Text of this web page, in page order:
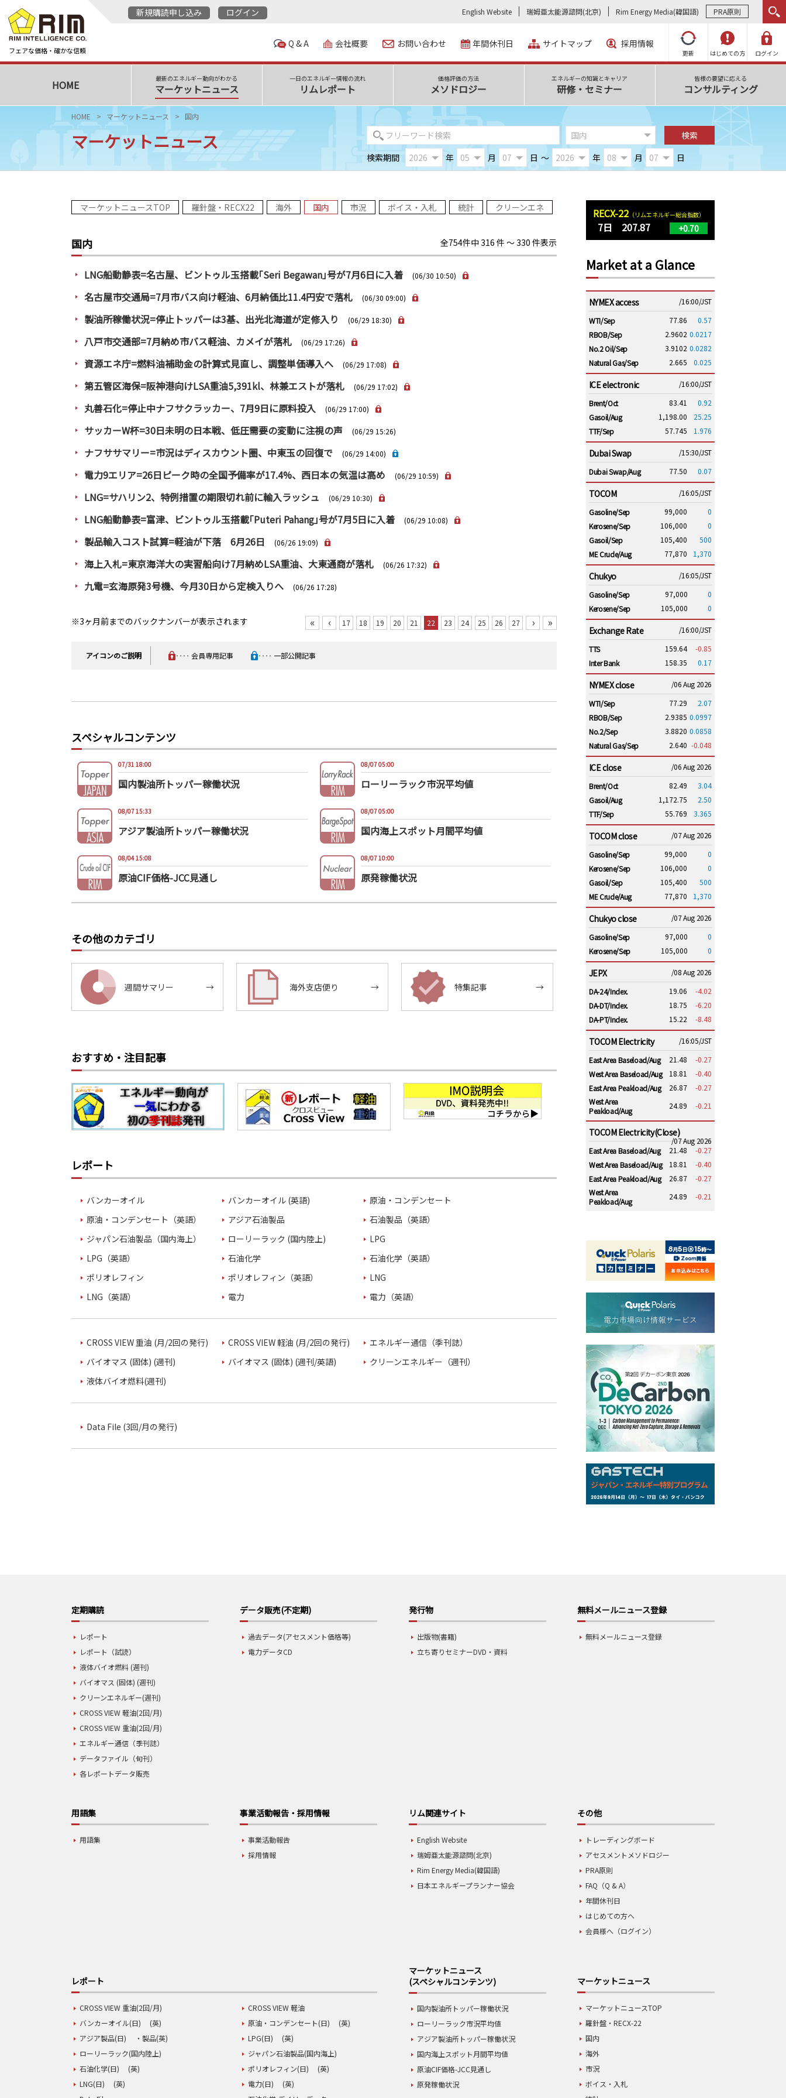
フェアな価格・確かな信頼
新規購読申し込み ログイン English Website 瑞姆亜太能源諮問(北京) Rim Energy Media(韓国語) PRA原則
更新 はじめての方 ログイン
Q & A 会社概要 お問い合わせ 年間休刊日 サイトマップ 採用情報
HOME 最新のエネルギー動向がわかる
マーケットニュース
一日のエネルギー情報の流れ
リムレポート
価格評価の方法
メソドロジー
エネルギーの知識とキャリア
研修・セミナー
皆様の要望に応える
コンサルティング
HOME マーケットニュース 国内
マーケットニュース
検索期間 年 月 日 ～ 年 月 日
マーケットニュースTOP 羅針盤・RECX22 海外 国内 市況 ボイス・入札 統計 クリーンエネ
国内 全754件中 316 件 ～ 330 件表示
LNG船動静表=名古屋、ビントゥル玉搭載｢Seri Begawan｣号が7月6日に入着 (06/30 10:50)
名古屋市交通局=7月市バス向け軽油、6月納価比11.4円安で落札 (06/30 09:00)
製油所稼働状況=停止トッパーは3基、出光北海道が定修入り (06/29 18:30)
八戸市交通部=7月納め市バス軽油、カメイが落札 (06/29 17:26)
資源エネ庁=燃料油補助金の計算式見直し、調整単価導入へ (06/29 17:08)
第五管区海保=阪神港向けLSA重油5,391kl、林兼エストが落札 (06/29 17:02)
丸善石化=停止中ナフサクラッカー、7月9日に原料投入 (06/29 17:00)
サッカーW杯=30日未明の日本戦、低圧需要の変動に注視の声 (06/29 15:26)
ナフササマリー=市況はディスカウント圏、中東玉の回復で (06/29 14:00)
電力9エリア=26日ピーク時の全国予備率が17.4%、西日本の気温は高め (06/29 10:59)
LNG=サハリン2、特例措置の期限切れ前に輸入ラッシュ (06/29 10:30)
LNG船動静表=富津、ビントゥル玉搭載｢Puteri Pahang｣号が7月5日に入着 (06/29 10:08)
製品輸入コスト試算=軽油が下落 6月26日 (06/26 19:09)
海上入札=東京海洋大の実習船向け7月納めLSA重油、大東通商が落札 (06/26 17:32)
九電=玄海原発3号機、今月30日から定検入りへ (06/26 17:28)
※3ヶ月前までのバックナンバーが表示されます « ‹ 17 18 19 20 21 22 23 24 25 26 27 › »
アイコンのご説明 ‥‥ 会員専用記事 ‥‥ 一部公開記事
スペシャルコンテンツ
07/31 18:00
国内製油所トッパー稼働状況
08/07 05:00
ローリーラック市況平均値
08/07 15:33
アジア製油所トッパー稼働状況
08/07 05:00
国内海上スポット月間平均値
08/04 15:08
原油CIF価格-JCC見通し
08/07 10:00
原発稼働状況
その他のカテゴリ
週間サマリー → 海外支店便り → 特集記事 →
おすすめ・注目記事
レポート
バンカーオイル バンカーオイル (英語)
原油・コンデンセート
原油・コンデンセート（英語）
アジア石油製品
石油製品（英語）
ジャパン石油製品（国内海上）
ローリーラック (国内陸上)
LPG
LPG（英語）
石油化学
石油化学（英語）
ポリオレフィン
ポリオレフィン（英語）
LNG
LNG（英語）
電力 電力（英語）
CROSS VIEW 重油 (月/2回の発行) CROSS VIEW 軽油 (月/2回の発行)
エネルギー通信（季刊誌）
バイオマス (固体) (週刊)
バイオマス (固体) (週刊/英語)
クリーンエネルギー（週刊）
液体バイオ燃料(週刊)
Data File (3回/月の発行)
RECX-22 （リムエネルギー総合指数）
7日 207.87 +0.70
Market at a Glance
NYMEX access
/16:00/JST
WTI/Sep
77.86
0.57
RBOB/Sep
2.9602 0.0217
No.2 Oil/Sep
3.9102 0.0282
Natural Gas/Sep
2.665 0.025
ICE electronic
/16:00/JST
Brent/Oct
83.41
0.92
Gasoil/Aug
1,198.00
25.25
TTF/Sep
57.745 1.976
Dubai Swap
/15:30/JST
Dubai Swap/Aug
77.50 0.07
TOCOM
/16:05/JST
Gasoline/Sep
99,000
0
Kerosene/Sep
106,000
0
Gasoil/Sep
105,400
500
ME Crude/Aug
77,870 1,370
Chukyo
/16:05/JST
Gasoline/Sep
97,000
0
Kerosene/Sep
105,000 0
Exchange Rate
/16:00/JST
TTS
159.64
-0.85
Inter Bank
158.35 0.17
NYMEX close
/06 Aug 2026
WTI/Sep
77.29
2.07
RBOB/Sep
2.9385 0.0997
No.2/Sep
3.8820 0.0858
Natural Gas/Sep
2.640 -0.048
ICE close
/06 Aug 2026
Brent/Oct
82.49
3.04
Gasoil/Aug
1,172.75
2.50
TTF/Sep
55.769 3.365
TOCOM close
/07 Aug 2026
Gasoline/Sep
99,000
0
Kerosene/Sep
106,000
0
Gasoil/Sep
105,400
500
ME Crude/Aug
77,870 1,370
Chukyo close
/07 Aug 2026
Gasoline/Sep
97,000
0
Kerosene/Sep
105,000 0
JEPX
/08 Aug 2026
DA-24/Index.
19.06
-4.02
DA-DT/Index.
18.75
-6.20
DA-PT/Index.
15.22 -8.48
TOCOM Electricity
/16:05/JST
East Area Baseload/Aug
21.48
-0.27
West Area Baseload/Aug
18.81
-0.40
East Area Peakload/Aug
26.87
-0.27
West Area
Peakload/Aug
24.89 -0.21
TOCOM Electricity(Close)
/07 Aug 2026
East Area Baseload/Aug
21.48
-0.27
West Area Baseload/Aug
18.81
-0.40
East Area Peakload/Aug
26.87
-0.27
West Area
Peakload/Aug
24.89 -0.21
定期購読
レポート
レポート（試読）
液体バイオ燃料 (週刊)
バイオマス (固体) (週刊)
クリーンエネルギー(週刊)
CROSS VIEW 軽油(2回/月)
CROSS VIEW 重油(2回/月)
エネルギー通信（季刊誌）
データファイル（旬刊）
各レポートデータ販売
データ販売(不定期)
過去データ(アセスメント価格等)
電力データCD
発行物
出版物(書籍)
立ち寄りセミナーDVD・資料
無料メールニュース登録
無料メールニュース登録
用語集
用語集
事業活動報告・採用情報
事業活動報告
採用情報
リム関連サイト
English Website
瑞姆亜太能源諮問(北京)
Rim Energy Media(韓国語)
日本エネルギープランナー協会
その他
トレーディングボード
アセスメントメソドロジー
PRA原則
FAQ（Q & A）
年間休刊日
はじめての方へ
会員様へ（ログイン）
レポート
CROSS VIEW 重油(2回/月)
CROSS VIEW 軽油
バンカーオイル(日)
(英) 原油・コンデンセート(日)
(英)
アジア製品(日)
・製品(英) LPG(日)
(英)
ローリーラック(国内陸上)
ジャパン石油製品(国内海上)
石油化学(日)
(英) ポリオレフィン(日)
(英)
LNG(日)
(英) 電力(日)
(英)
マーケットニュース
(スペシャルコンテンツ)
国内製油所トッパー稼働状況
ローリーラック市況平均値
アジア製油所トッパー稼働状況
国内海上スポット月間平均値
原油CIF価格-JCC見通し
原発稼働状況
マーケットニュース
マーケットニュースTOP
羅針盤・RECX-22
国内
海外
市況
ボイス・入札